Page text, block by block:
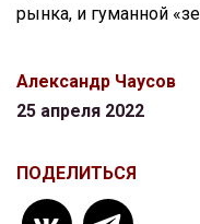
рынка, и гуманной
Александр Чаусов
25 апреля 2022
ПОДЕЛИТЬСЯ